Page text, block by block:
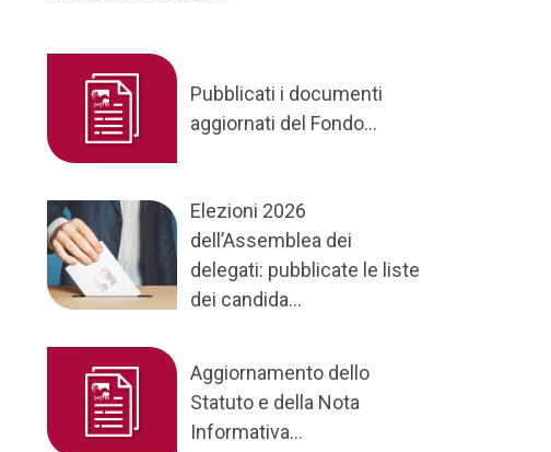
Pubblicati i documenti
aggiornati del Fondo...
Elezioni 2026
dell’Assemblea dei
delegati: pubblicate le liste
dei candida...
Aggiornamento dello
Statuto e della Nota
Informativa...